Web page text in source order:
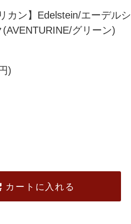
カン】Edelstein/エーデルシ
グリーン)
)
カートに入れる